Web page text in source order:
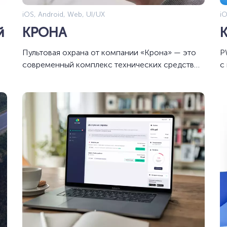
iOS, Android, Web, UI/UX
КРОНА
Пультовая охрана от компании «Крона» — это
современный комплекс технических средств
организованным выездом групп быстрого
реагирования или Росгвардии по сигналам
тревоги с охраняемых объектов.
с